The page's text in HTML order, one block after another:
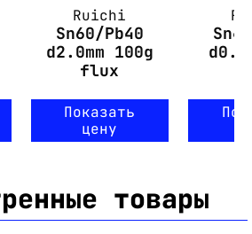
Ruichi
Sn60/Pb40
d2.0mm 100g
flux
Показать
цену
товары